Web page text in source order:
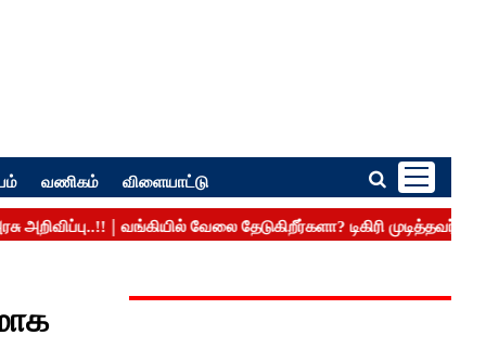
வணிகம் விளையாட்டு